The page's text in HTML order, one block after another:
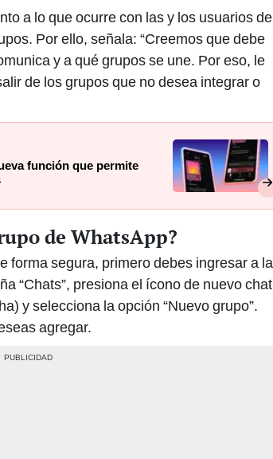
a lo que ocurre con las y los usuarios de
Por ello, señala: “Creemos que debe
y a qué grupos se une. Por eso, le
de los grupos que no desea integrar o
función que permite
de WhatsApp?
forma segura, primero debes ingresar a la
“Chats”, presiona el ícono de nuevo chat
y selecciona la opción “Nuevo grupo”.
agregar.